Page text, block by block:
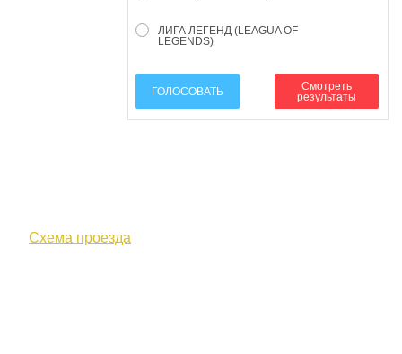
ЛИГА ЛЕГЕНД (LEAGUA OF
LEGENDS)
ГОЛОСОВАТЬ
Смотреть
результаты
Схема проезда